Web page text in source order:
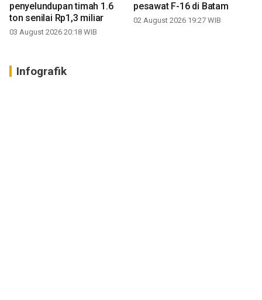
penyelundupan timah 1.6
ton senilai Rp1,3 miliar
03 August 2026 20:18 WIB
pesawat F-16 di Batam
02 August 2026 19:27 WIB
Infografik